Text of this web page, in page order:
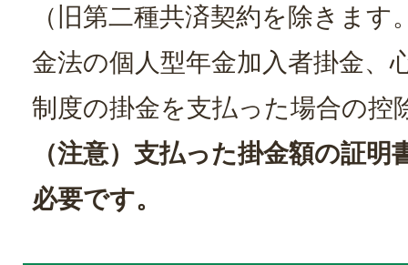
（旧第二種共済契約を除きま
金法の個人型年金加入者掛金、
制度の掛金を支払った場合の控
（注意）支払った掛金額の証
必要です。